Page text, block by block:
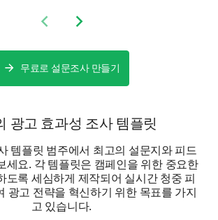
to see more of the following in
ads?
Previous slide
Next slide
무료로 설문조사 만들기
광고 효과성 조사 템플릿
템플릿 범주에서 최고의 설문지와 피드
세요. 각 템플릿은 캠페인을 위한 중요한
도록 세심하게 제작되어 실시간 청중 피
광고 전략을 혁신하기 위한 목표를 가지
고 있습니다.